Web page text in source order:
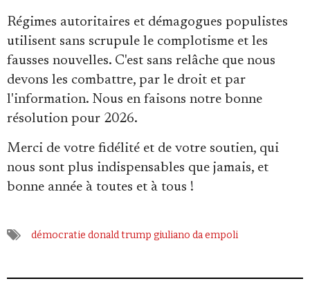
Régimes autoritaires et démagogues populistes
utilisent sans scrupule le complotisme et les
fausses nouvelles. C'est sans relâche que nous
devons les combattre, par le droit et par
l'information. Nous en faisons notre bonne
résolution pour 2026.
Merci de votre fidélité et de votre soutien, qui
nous sont plus indispensables que jamais, et
bonne année à toutes et à tous !
démocratie donald trump giuliano da empoli